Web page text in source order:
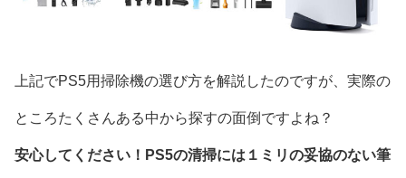
上記でPS5用掃除機の選び方を解説したのですが、実際の
ところたくさんある中から探すの面倒ですよね？
安心してください！PS5の清掃には１ミリの妥協のない筆